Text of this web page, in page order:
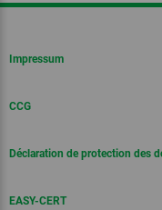
Impressum
CCG
Déclaration de protection des
EASY-CERT